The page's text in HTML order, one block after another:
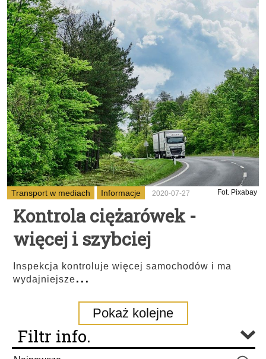
Transport w mediach Informacje 2020-07-27 Fot. Pixabay
Kontrola ciężarówek -
więcej i szybciej
Inspekcja kontroluje więcej samochodów i ma
wydajniejsze...
Pokaż kolejne
Filtr info.